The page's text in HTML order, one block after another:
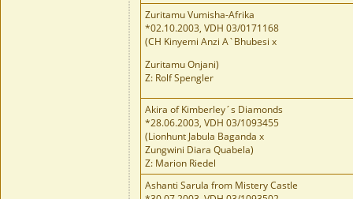
Zuritamu Vumisha-Afrika
*02.10.2003, VDH 03/0171168
(CH Kinyemi Anzi A`Bhubesi x
Zuritamu Onjani)
Z: Rolf Spengler
Akira of Kimberley´s Diamonds
*28.06.2003, VDH 03/1093455
(Lionhunt Jabula Baganda x
Zungwini Diara Quabela)
Z: Marion Riedel
Ashanti Sarula from Mistery Castle